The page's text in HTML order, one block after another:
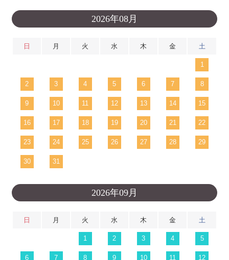
2026年08月
日 月 火 水 木 金 土
1
2 3 4 5 6 7 8
9 10 11 12 13 14 15
16 17 18 19 20 21 22
23 24 25 26 27 28 29
30 31
2026年09月
日 月 火 水 木 金 土
1 2 3 4 5
6 7 8 9 10 11 12